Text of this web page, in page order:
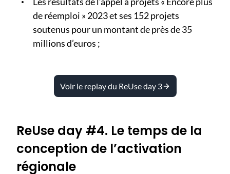
de réemploi » 2023 et ses 152 projets
soutenus pour un montant de près de 35
millions d’euros ;
Voir le replay du ReUse day 3
ReUse day #4. Le temps de la
conception de l’activation
régionale